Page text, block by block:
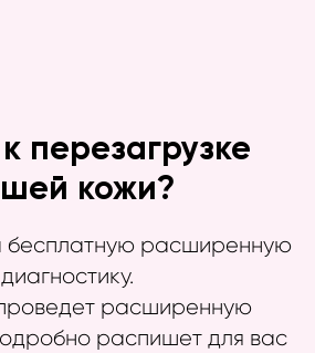
перезагрузке
кожи?
бесплатную расширенную
диагностику.
расширенную
распишет для вас